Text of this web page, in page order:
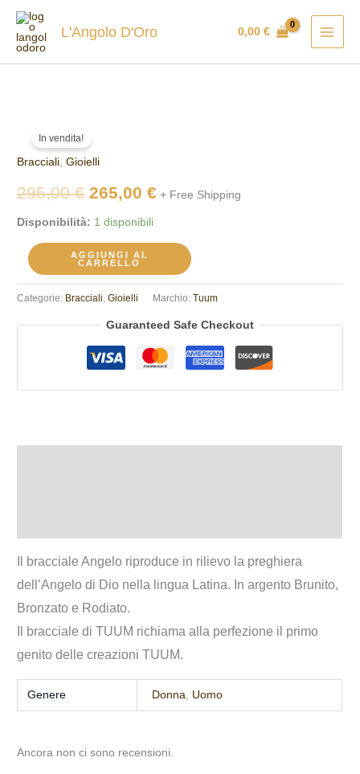
contenuto
L'Angolo D'Oro 0,00€
In vendita!
Bracciali ,Gioielli
295,00€
prezzo
originale
era:
295,00 €.
265,00€ attuale
265,00 €.
+ Free Shipping
Disponibilità: 1 disponibili
TUUM
BRTEL090A03
AGGIUNGI AL
CARRELLO
Categorie: Bracciali,Gioielli Marchio:Tuum
Guaranteed Safe Checkout
Il bracciale Angelo riproduce in rilievo la preghiera
dell’Angelo di Dio nella lingua Latina. In argento Brunito,
Bronzato e Rodiato.
Il bracciale di TUUM richiama alla perfezione il primo
genito delle creazioni TUUM.
Genere Donna, Uomo
Ancora non ci sono recensioni.